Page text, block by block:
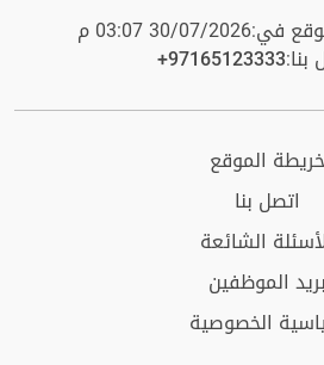
في:30/07/2026 03:07 م
بنا:+97165123333​
خريطة الموقع
اتصل بنا
الشائعة
بريد الموظفين
الخصوصية